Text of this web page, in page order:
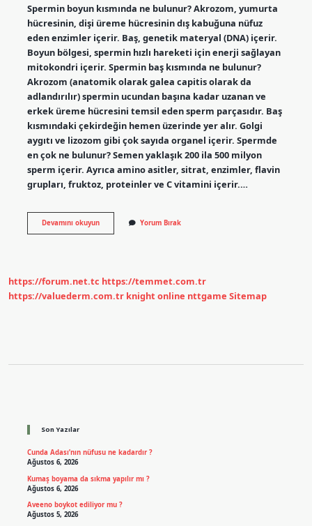
Spermin boyun kısmında ne bulunur? Akrozom, yumurta
hücresinin, dişi üreme hücresinin dış kabuğuna nüfuz
eden enzimler içerir. Baş, genetik materyal (DNA) içerir.
Boyun bölgesi, spermin hızlı hareketi için enerji sağlayan
mitokondri içerir. Spermin baş kısmında ne bulunur?
Akrozom (anatomik olarak galea capitis olarak da
adlandırılır) spermin ucundan başına kadar uzanan ve
erkek üreme hücresini temsil eden sperm parçasıdır. Baş
kısmındaki çekirdeğin hemen üzerinde yer alır. Golgi
aygıtı ve lizozom gibi çok sayıda organel içerir. Spermde
en çok ne bulunur? Semen yaklaşık 200 ila 500 milyon
sperm içerir. Ayrıca amino asitler, sitrat, enzimler, flavin
grupları, fruktoz, proteinler ve C vitamini içerir.…
Devamını okuyunSpermin
Kuyruk
Yorum Bırak
https://forum.net.tc https://temmet.com.tr
https://valuederm.com.tr knight online nttgame Sitemap
Son Yazılar
Cunda Adası’nın nüfusu ne kadardır ?
Ağustos 6, 2026
Kumaş boyama da sıkma yapılır mı ?
Ağustos 6, 2026
Aveeno boykot ediliyor mu ?
Ağustos 5, 2026